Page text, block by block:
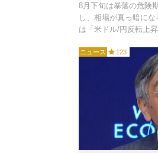
8月下旬は暴落の危険
し、相場が真っ暗に
は「米ドル/円反転上
ニュース 123